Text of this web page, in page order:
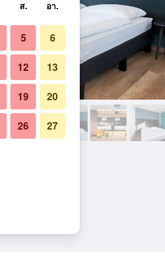
ส. อา.
5 6
12 13
19 20
26 27